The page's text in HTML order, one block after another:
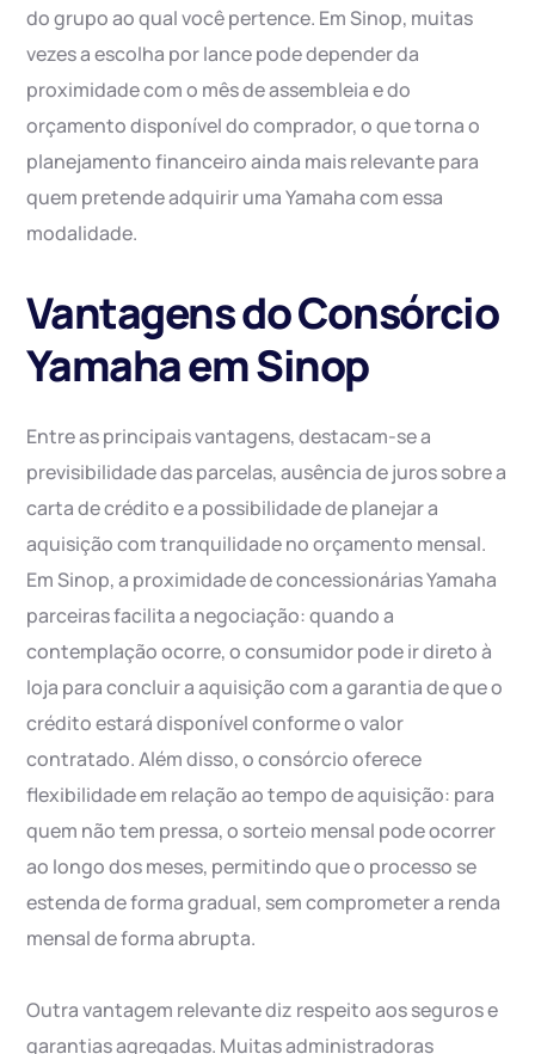
do grupo ao qual você pertence. Em Sinop, muitas
vezes a escolha por lance pode depender da
proximidade com o mês de assembleia e do
orçamento disponível do comprador, o que torna o
planejamento financeiro ainda mais relevante para
quem pretende adquirir uma Yamaha com essa
modalidade.
Vantagens do Consórcio
Yamaha em Sinop
Entre as principais vantagens, destacam-se a
previsibilidade das parcelas, ausência de juros sobre a
carta de crédito e a possibilidade de planejar a
aquisição com tranquilidade no orçamento mensal.
Em Sinop, a proximidade de concessionárias Yamaha
parceiras facilita a negociação: quando a
contemplação ocorre, o consumidor pode ir direto à
loja para concluir a aquisição com a garantia de que o
crédito estará disponível conforme o valor
contratado. Além disso, o consórcio oferece
flexibilidade em relação ao tempo de aquisição: para
quem não tem pressa, o sorteio mensal pode ocorrer
ao longo dos meses, permitindo que o processo se
estenda de forma gradual, sem comprometer a renda
mensal de forma abrupta.
Outra vantagem relevante diz respeito aos seguros e
garantias agregadas. Muitas administradoras